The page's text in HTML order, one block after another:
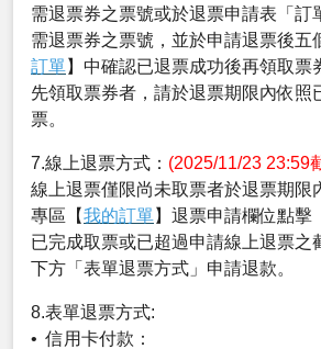
需退票券之票號或於退票申請表「訂
需退票券之票號，並於申請退票後五
訂單】中確認已退票成功後再領取票
先領取票券者，請於退票期限內依照
票。
7.線上退票方式： (2025/11/23 23:59
線上退票僅限尚未取票者於退票期限
專區【我的訂單】退票申請欄位點擊
已完成取票或已超過申請線上退票之
下方「表單退票方式」申請退款。
8.表單退票方式:
• 信用卡付款：